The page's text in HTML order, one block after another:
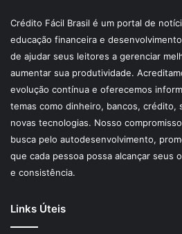
Crédito Fácil Brasil é um portal de
educação financeira e
de ajudar seus leitores a gerenciar
aumentar sua produtividade.
evolução contínua e oferecemos
temas como dinheiro, bancos, crédito,
novas tecnologias. Nosso
busca pelo autodesenvolvimento,
que cada pessoa possa alcançar seus
e consistência.
Links Úteis